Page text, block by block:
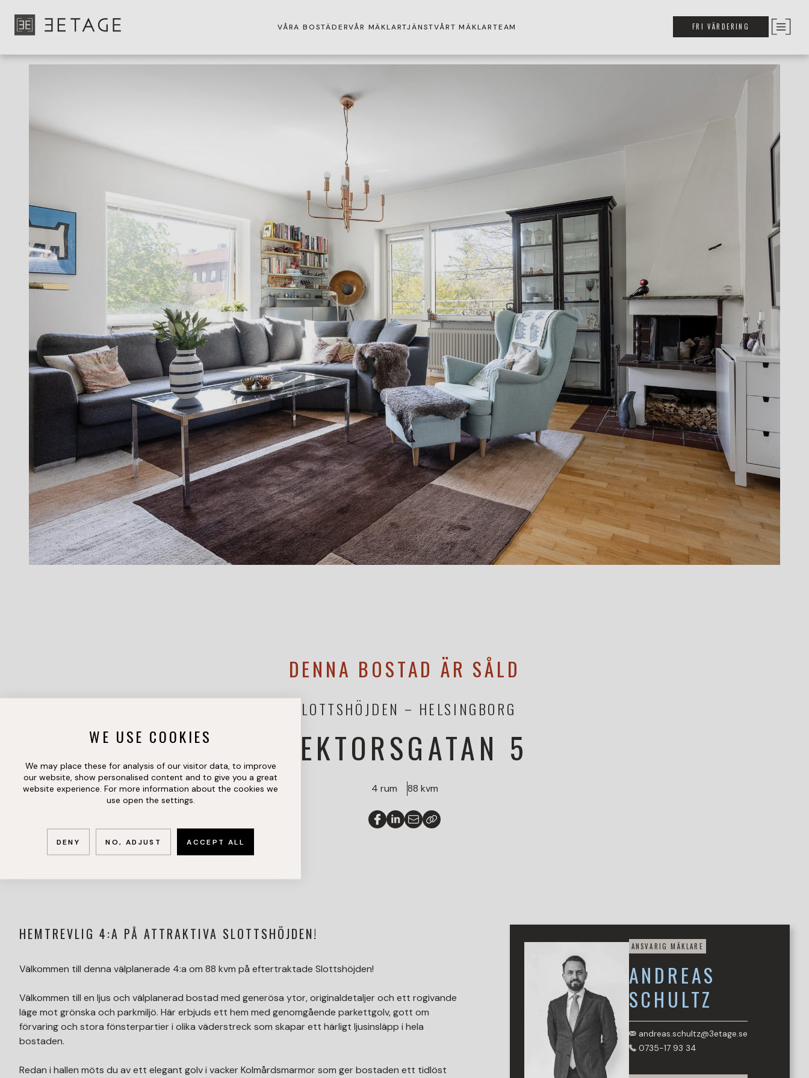
VÅRA BOSTÄDERVÅR MÄKLARTJÄNSTVÅRT MÄKLARTEAM FRI VÄRDERING
DENNA BOSTAD ÄR SÅLD
REKTORSGATAN 5
SLOTTSHÖJDEN HELSINGBORG
4 rum 88 kvm
HEMTREVLIG 4:A PÅ ATTRAKTIVA SLOTTSHÖJDEN!
Välkommen till denna välplanerade 4:a om 88 kvm på eftertraktade Slottshöjden!
Välkommen till en ljus och välplanerad bostad med generösa ytor, originaldetaljer och ett rogivande
läge mot grönska och parkmiljö. Här erbjuds ett hem med genomgående parkettgolv, gott om
förvaring och stora fönsterpartier i olika väderstreck som skapar ett härligt ljusinsläpp i hela
bostaden.
Redan i hallen möts du av ett elegant golv i vacker Kolmårdsmarmor som ger bostaden ett tidlöst
ANSVARIG MÄKLARE
ANDREAS
SCHULTZ
andreas.schultz@3etage.se
0735-17 93 34
WE USE COOKIES
We may place these for analysis of our visitor data, to improve
our website, show personalised content and to give you a great
website experience. For more information about the cookies we
use open the settings.
DENY NO, ADJUST ACCEPT ALL